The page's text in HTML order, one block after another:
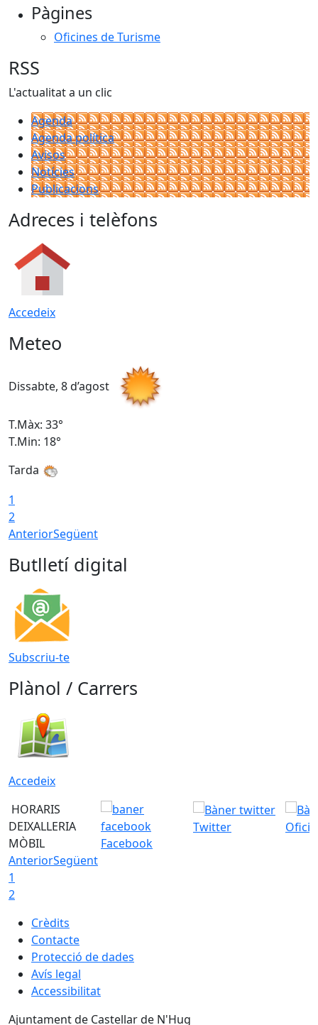
Pàgines
Oficines de Turisme
RSS
L'actualitat a un clic
Agenda
Agenda política
Avisos
Notícies
Publicacions
Adreces i telèfons
Accedeix
Meteo
Dissabte, 8 d’agost
T.Màx: 33°
T.Min: 18°
Tarda
1
2
AnteriorSegüent
Butlletí digital
Subscriu-te
Plànol / Carrers
Accedeix
HORARIS
DEIXALLERIA
MÒBIL
Facebook
Twitter
AnteriorSegüent
1
2
Crèdits
Contacte
Protecció de dades
Avís legal
Accessibilitat
Ajuntament de Castellar de N'Hug